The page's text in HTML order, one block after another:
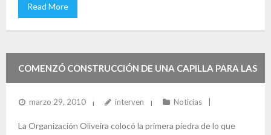
Read More
COMENZÓ CONSTRUCCIÓN DE UNA CAPILLA PARA LAS
URB. VILLA COLONIAL Y PUEBLO NUEVO
marzo 29, 2010 interven Noticias
La Organización Oliveira colocó la primera piedra de lo que